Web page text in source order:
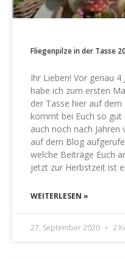
Fliegenpilze in der Tasse
Ihr Lieben! Vor genau
habe ich zum ersten
der Tasse hier auf
kommt bei Euch so
auch noch nach
auf dem Blog
welche Beiträge Euch
jetzt zur Herbstzeit ist
WEITERLESEN »
27. September 2020 2